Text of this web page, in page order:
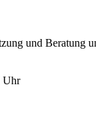
und Beratung
Uhr